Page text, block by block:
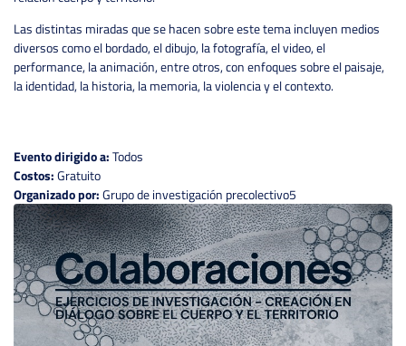
Las distintas miradas que se hacen sobre este tema incluyen medios
diversos como el bordado, el dibujo, la fotografía, el video, el
performance, la animación, entre otros, con enfoques sobre el paisaje,
la identidad, la historia, la memoria, la violencia y el contexto.
Evento dirigido a:Todos
Costos:Gratuito
Organizado por:Grupo de investigación precolectivo5